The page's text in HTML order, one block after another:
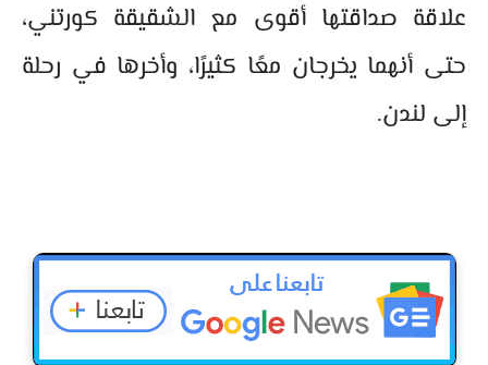
علاقة صداقتها أقوى مع الشقيقة كورتني،
حتى أنهما يخرجان معًا كثيرًا، وأخرها في رحلة
إلى لندن.